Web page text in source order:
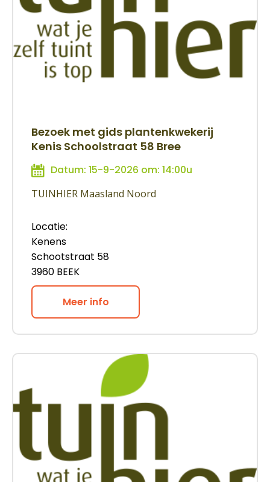
Bezoek met gids plantenkwekerij
Kenis Schoolstraat 58 Bree
Datum: 15-9-2026 om: 14:00u
TUINHIER Maasland Noord
Locatie:
Kenens
Schootstraat 58
3960 BEEK
Meer info